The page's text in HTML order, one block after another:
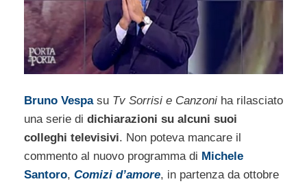
Bruno Vespasu Tv Sorrisi e Canzoni ha rilasciato
una serie di dichiarazioni su alcuni suoi
colleghi televisivi. Non poteva mancare il
commento al nuovo programma di Michele
Santoro, Comizi d’amore, in partenza da ottobre